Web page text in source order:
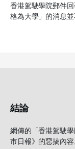
香港駕駛學院郵件
格為大學」的消息並
結論
網傳的「香港駕駛
市日報》的惡搞內